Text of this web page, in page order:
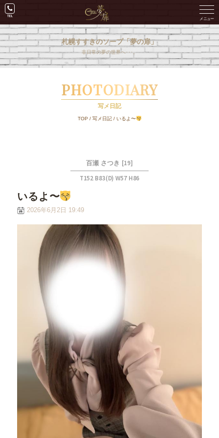
札幌すすきのソープ「夢の扉」
非日常の夢の世界へ･･･。
PHOTODIARY
写メ日記
TOP / 写メ日記/ いるよ〜
百瀬 さつき [19]
T152 B83(D) W57 H86
いるよ〜
2026年6月2日 19:49